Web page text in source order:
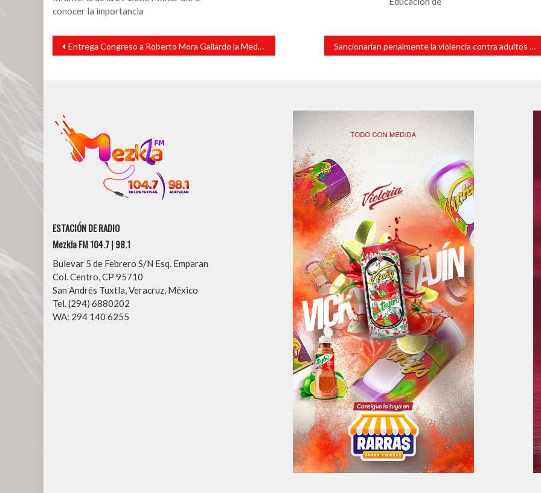
conocer la importancia
Navegación
entradas
Entrega Congreso a Roberto Mora Gallardo la Medalla al Mérito Ambiental 2026 Sancionarían penalmente la violencia contra adultos mayores
ESTACIÓN DE RADIO
Mezkla FM 104.7 | 98.1
Bulevar 5 de Febrero S/N Esq. Emparan
Col. Centro, CP 95710
San Andrés Tuxtla, Veracruz, México
Tel. (294) 6880202
WA: 294 140 6255